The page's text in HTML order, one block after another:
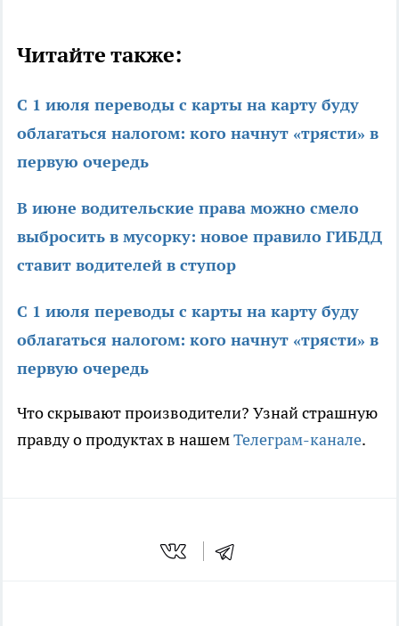
Читайте также:
С 1 июля переводы с карты на карту буду
облагаться налогом: кого начнут «трясти» в
первую очередь
В июне водительские права можно смело
выбросить в мусорку: новое правило ГИБДД
ставит водителей в ступор
С 1 июля переводы с карты на карту буду
облагаться налогом: кого начнут «трясти» в
первую очередь
Что скрывают производители? Узнай страшную
правду о продуктах в нашемТелеграм-канале.